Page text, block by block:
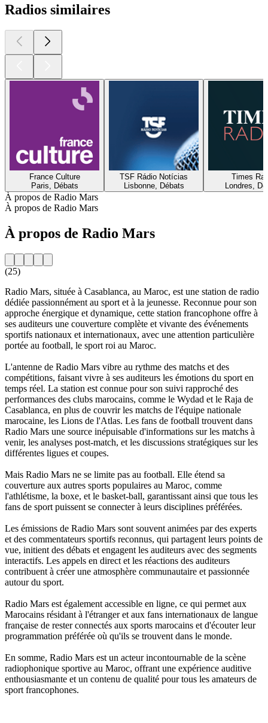
Radios similaires
France Culture
Paris, Débats
TSF Rádio Notícias
Lisbonne, Débats
Times
Londres,
À propos de Radio Mars
À propos de Radio Mars
À propos de Radio Mars
(25)
Radio Mars, située à Casablanca, au Maroc, est une station de radio
dédiée passionnément au sport et à la jeunesse. Reconnue pour son
approche énergique et dynamique, cette station francophone offre à
ses auditeurs une couverture complète et vivante des événements
sportifs nationaux et internationaux, avec une attention particulière
portée au football, le sport roi au Maroc.
L'antenne de Radio Mars vibre au rythme des matchs et des
compétitions, faisant vivre à ses auditeurs les émotions du sport en
temps réel. La station est connue pour son suivi rapproché des
performances des clubs marocains, comme le Wydad et le Raja de
Casablanca, en plus de couvrir les matchs de l'équipe nationale
marocaine, les Lions de l'Atlas. Les fans de football trouvent dans
Radio Mars une source inépuisable d'informations sur les matchs à
venir, les analyses post-match, et les discussions stratégiques sur les
différentes ligues et coupes.
Mais Radio Mars ne se limite pas au football. Elle étend sa
couverture aux autres sports populaires au Maroc, comme
l'athlétisme, la boxe, et le basket-ball, garantissant ainsi que tous les
fans de sport puissent se connecter à leurs disciplines préférées.
Les émissions de Radio Mars sont souvent animées par des experts
et des commentateurs sportifs reconnus, qui partagent leurs points de
vue, initient des débats et engagent les auditeurs avec des segments
interactifs. Les appels en direct et les réactions des auditeurs
contribuent à créer une atmosphère communautaire et passionnée
autour du sport.
Radio Mars est également accessible en ligne, ce qui permet aux
Marocains résidant à l'étranger et aux fans internationaux de langue
française de rester connectés aux sports marocains et d'écouter leur
programmation préférée où qu'ils se trouvent dans le monde.
En somme, Radio Mars est un acteur incontournable de la scène
radiophonique sportive au Maroc, offrant une expérience auditive
enthousiasmante et un contenu de qualité pour tous les amateurs de
sport francophones.